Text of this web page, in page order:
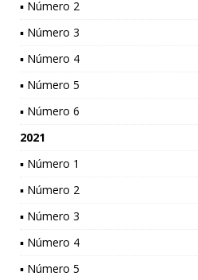
▪ Número 2
▪ Número 3
▪ Número 4
▪ Número 5
▪ Número 6
2021
▪ Número 1
▪ Número 2
▪ Número 3
▪ Número 4
▪ Número 5